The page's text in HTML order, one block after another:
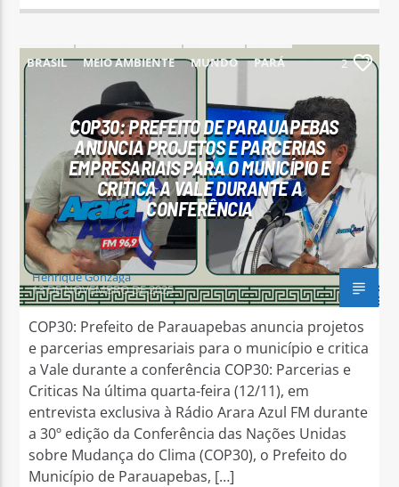
BRASIL MEIO AMBIENTE MUNDO
PARÁ
PARAUAPEBAS
2
COP30: PREFEITO DE PARAUAPEBAS
ANUNCIA PROJETOS E PARCERIAS
EMPRESARIAIS PARA O MUNICÍPIO E
CRITICA A VALE DURANTE A
CONFERÊNCIA
Henrique Gonzaga
13 DE NOVEMBRO DE 2025
COP30: Prefeito de Parauapebas anuncia projetos
e parcerias empresariais para o município e critica
a Vale durante a conferência COP30: Parcerias e
Criticas Na última quarta-feira (12/11), em
entrevista exclusiva à Rádio Arara Azul FM durante
a 30º edição da Conferência das Nações Unidas
sobre Mudança do Clima (COP30), o Prefeito do
Município de Parauapebas, […]